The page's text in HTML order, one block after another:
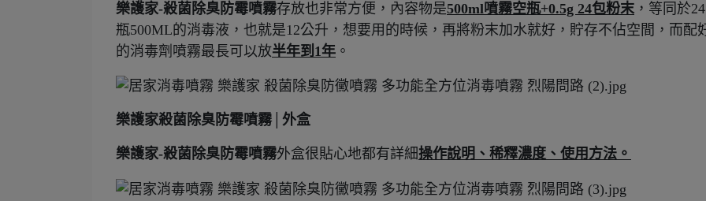
樂護家-殺菌除臭防霉噴霧存放也非常方便，內容物是500ml噴霧空瓶+0.5g 24包粉末 ，等同於24
瓶500ML的消毒液，也就是12公升，想要用的時候，再將粉末加水就好，貯存不佔空間，而配
的消毒劑噴霧最長可以放半年到1年 。
樂護家殺菌除臭防霉噴霧│外盒
樂護家-殺菌除臭防霉噴霧外盒很貼心地都有詳細操作說明、稀釋濃度、使用方法。